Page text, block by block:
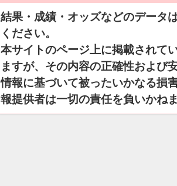
結果・成績・オッズなどのデータ
ください。
本サイトのページ上に掲載されて
ますが、その内容の正確性および
情報に基づいて被ったいかなる損
報提供者は一切の責任を負いかねま